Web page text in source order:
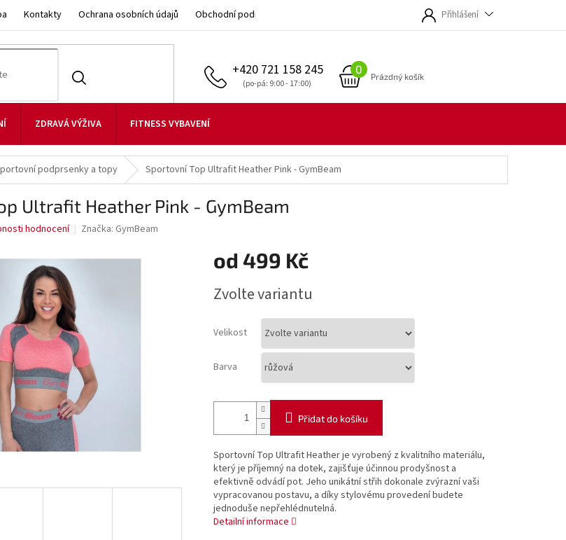
Kontakty Ochrana osobních údajů Obchodní podmínky Přihlášení
+420 721 158 245
NÁKUPNÍ
Prázdný košík
ZDRAVÁ VÝŽIVA FITNESS VYBAVENÍ
podprsenky a topy Sportovní Top Ultrafit Heather Pink - GymBeam
Ultrafit Heather Pink - GymBeam
hodnocení Značka: GymBeam
od 499 Kč
cena:
Zvolte variantu
Velikost
Barva
Přidat do košíku
Sportovní Top Ultrafit Heather je vyrobený z kvalitního materiálu,
který je příjemný na dotek, zajišťuje účinnou prodyšnost a
efektivně odvádí pot. Jeho unikátní střih dokonale zvýrazní vaši
vypracovanou postavu, a díky stylovému provedení budete
jednoduše nepřehlédnutelná.
Detailní informace